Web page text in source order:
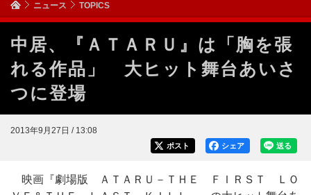
ニュース TOPICS
中居、『ＡＴＡＲＵ』は「胸を張
れる作品」 大ヒット舞台あいさ
つに登場
2013年9月27日 / 13:08
送る
シェア
ポスト
映画『劇場版 ＡＴＡＲＵ－ＴＨＥ ＦＩＲＳＴ ＬＯ